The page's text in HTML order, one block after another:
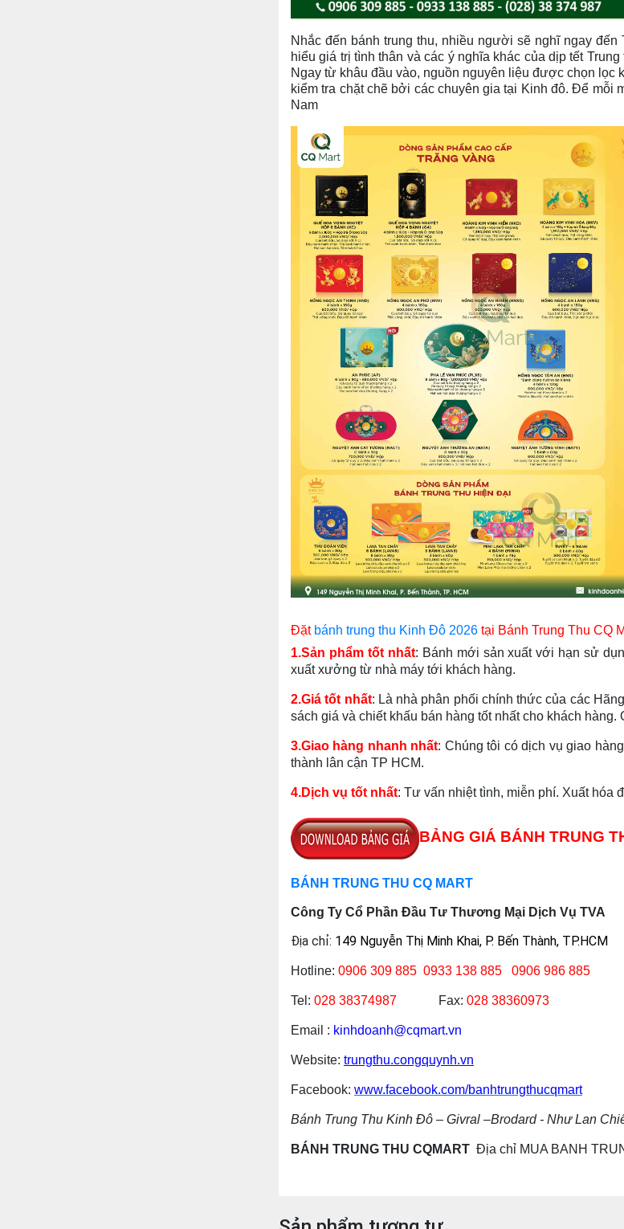
Nhắc đến bánh trung thu, nhiều người sẽ nghĩ ngay đến
hiểu giá trị tình thân và các ý nghĩa khác của dịp tết
Ngay từ khâu đầu vào, nguồn nguyên liệu được chọn lọc
kiểm tra chặt chẽ bởi các chuyên gia tại Kinh đô. Để mỗi
Nam
Đặt bánh trung thu Kinh Đô 2026 tại Bánh Trung Thu CQ
1.Sản phẩm tốt nhất: Bánh mới sản xuất với hạn sử
xuất xưởng từ nhà máy tới khách hàng.
2.Giá tốt nhất: Là nhà phân phối chính thức của các
sách giá và chiết khấu bán hàng tốt nhất cho khách
3.Giao hàng nhanh nhất: Chúng tôi có dịch vụ giao
thành lân cận TP HCM.
4.Dịch vụ tốt nhất: Tư vấn nhiệt tình, miễn phí. Xuất hóa
BẢNG GIÁ BÁNH TRUNG
BÁNH TRUNG THU CQ MART
Công Ty Cổ Phần Đầu Tư Thương Mại Dịch Vụ TVA
Địa chỉ: 149 Nguyễn Thị Minh Khai, P. Bến Thành, TP.HCM
Hotline: 0906 309 885 0933 138 885 0906 986 885
Tel: 028 38374987 Fax: 028 38360973
Email : kinhdoanh@cqmart.vn
Website: trungthu.congquynh.vn
Facebook: www.facebook.com/banhtrungthucqmart
Bánh Trung Thu Kinh Đô – Givral –Brodard - Như Lan
BÁNH TRUNG THU CQMART Địa chỉ MUA BANH